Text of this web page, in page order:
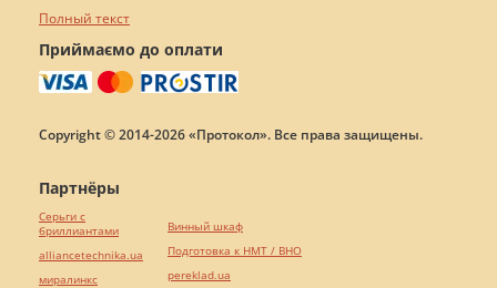
Полный текст
Приймаємо до оплати
Copyright © 2014-2026 «Протокол». Все права защищены.
Партнёры
Серьги с
бриллиантами
alliancetechnika.ua
миралинкс
Винный шкаф
Подготовка к НМТ / ВНО
pereklad.ua